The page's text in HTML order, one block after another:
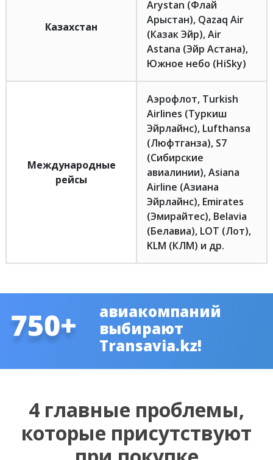
Казахстан
Arystan (Флай
Арыстан), Qazaq Air
(Казак Эйр), Air
Astana (Эйр Астана),
Южное небо (HiSky)
Международные
рейсы
Аэрофлот, Turkish
Airlines (Туркиш
Эйрлайнс), Lufthansa
(Люфтганза), S7
(Сибирские
авиалинии), Asiana
Airline (Азиана
Эйрлайнс), Emirates
(Эмирайтес), Belavia
(Белавиа), LOT (Лот),
KLM (КЛМ) и др.
авиакомпаний
выбирают
Transavia.kz!
4 главные проблемы,
которые присутствуют